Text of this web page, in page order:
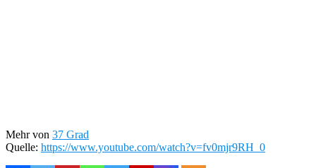
Mehr von 37 Grad
Quelle: https://www.youtube.com/watch?v=fv0mjr9RH_0